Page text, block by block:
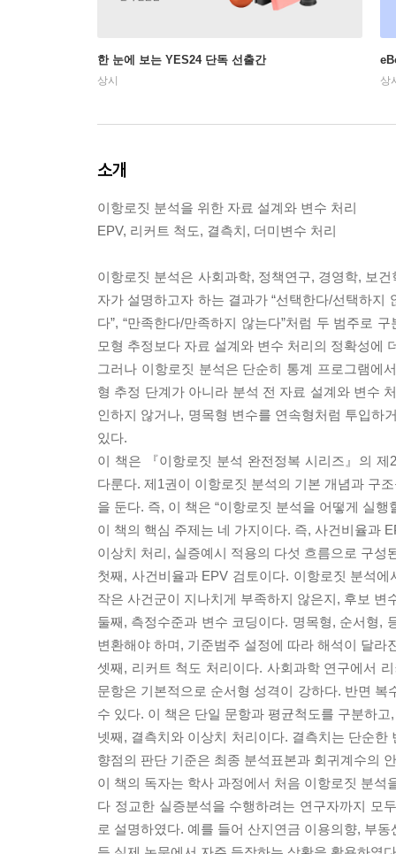
한 눈에 보는 YES24 단독 선출간
상시 상
소개
이항로짓 분석을 위한 자료 설계와 변수 처리
EPV, 리커트 척도, 결측치, 더미변수 처리
이항로짓 분석은 사회과학, 정책연구, 경영학, 보
자가 설명하고자 하는 결과가 “선택한다/선택하지
다”, “만족한다/만족하지 않는다”처럼 두 범주로
모형 추정보다 자료 설계와 변수 처리의 정확성에
그러나 이항로짓 분석은 단순히 통계 프로그램에
형 추정 단계가 아니라 분석 전 자료 설계와 변수
인하지 않거나, 명목형 변수를 연속형처럼 투입하
있다.
이 책은 『이항로짓 분석 완전정복 시리즈』의
다룬다. 제1권이 이항로짓 분석의 기본 개념과 구
을 둔다. 즉, 이 책은 “이항로짓 분석을 어떻게 실
이 책의 핵심 주제는 네 가지이다. 즉, 사건비율과
이상치 처리, 실증예시 적용의 다섯 흐름으로 구성
첫째, 사건비율과 EPV 검토이다. 이항로짓 분석
작은 사건군이 지나치게 부족하지 않은지, 후보
둘째, 측정수준과 변수 코딩이다. 명목형, 순서형,
변환해야 하며, 기준범주 설정에 따라 해석이 달라
셋째, 리커트 척도 처리이다. 사회과학 연구에서
문항은 기본적으로 순서형 성격이 강하다. 반면
수 있다. 이 책은 단일 문항과 평균척도를 구분하
넷째, 결측치와 이상치 처리이다. 결측치는 단순
향점의 판단 기준은 최종 분석표본과 회귀계수의
이 책의 독자는 학사 과정에서 처음 이항로짓 분
다 정교한 실증분석을 수행하려는 연구자까지 모
로 설명하였다. 예를 들어 산지연금 이용의향, 부